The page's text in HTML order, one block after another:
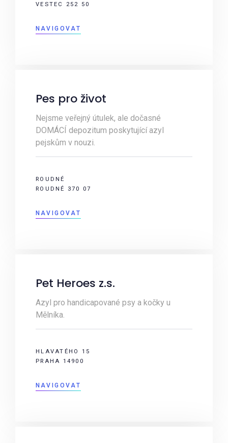
VESTEC 252 50
NAVIGOVAT
Pes pro život
Nejsme veřejný útulek, ale dočasné
DOMÁCÍ depozitum poskytující azyl
pejskům v nouzi.
ROUDNÉ
ROUDNÉ 370 07
NAVIGOVAT
Pet Heroes z.s.
Azyl pro handicapované psy a kočky u
Mělníka.
HLAVATÉHO 15
PRAHA 14900
NAVIGOVAT